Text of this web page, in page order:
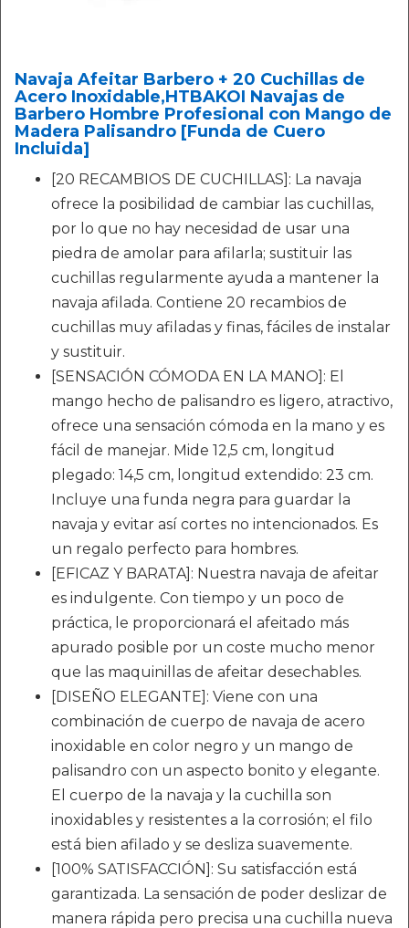
Navaja Afeitar Barbero + 20 Cuchillas de
Acero Inoxidable,HTBAKOI Navajas de
Barbero Hombre Profesional con Mango de
Madera Palisandro [Funda de Cuero
Incluida]
[20 RECAMBIOS DE CUCHILLAS]: La navaja
ofrece la posibilidad de cambiar las cuchillas,
por lo que no hay necesidad de usar una
piedra de amolar para afilarla; sustituir las
cuchillas regularmente ayuda a mantener la
navaja afilada. Contiene 20 recambios de
cuchillas muy afiladas y finas, fáciles de instalar
y sustituir.
[SENSACIÓN CÓMODA EN LA MANO]: El
mango hecho de palisandro es ligero, atractivo,
ofrece una sensación cómoda en la mano y es
fácil de manejar. Mide 12,5 cm, longitud
plegado: 14,5 cm, longitud extendido: 23 cm.
Incluye una funda negra para guardar la
navaja y evitar así cortes no intencionados. Es
un regalo perfecto para hombres.
[EFICAZ Y BARATA]: Nuestra navaja de afeitar
es indulgente. Con tiempo y un poco de
práctica, le proporcionará el afeitado más
apurado posible por un coste mucho menor
que las maquinillas de afeitar desechables.
[DISEÑO ELEGANTE]: Viene con una
combinación de cuerpo de navaja de acero
inoxidable en color negro y un mango de
palisandro con un aspecto bonito y elegante.
El cuerpo de la navaja y la cuchilla son
inoxidables y resistentes a la corrosión; el filo
está bien afilado y se desliza suavemente.
[100% SATISFACCIÓN]: Su satisfacción está
garantizada. La sensación de poder deslizar de
manera rápida pero precisa una cuchilla nueva